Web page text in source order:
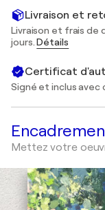
Livraison et
Livraison et frais de
jours.Détails
Certificat
Signé et inclus
Mettez votre